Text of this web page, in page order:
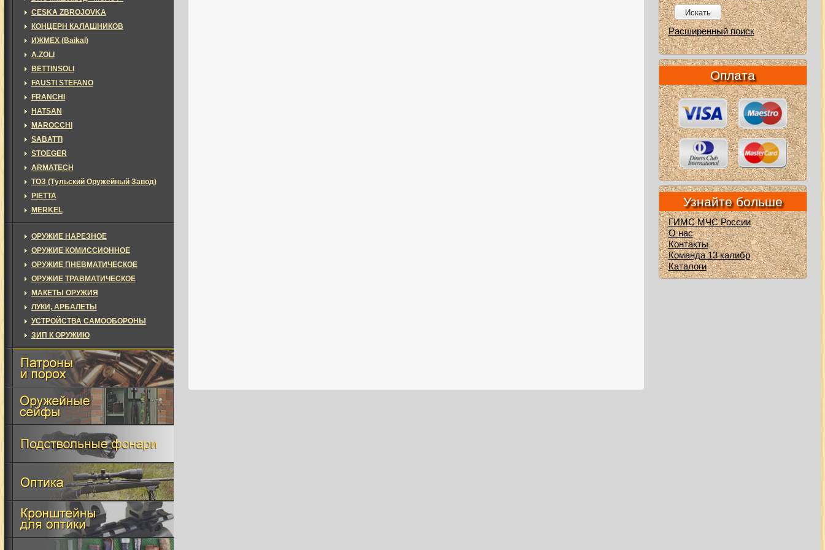
CESKA ZBROJOVKA
КОНЦЕРН КАЛАШНИКОВ
ИЖМЕХ (Baikal)
A.ZOLI
BETTINSOLI
FAUSTI STEFANO
FRANCHI
HATSAN
MAROCCHI
SABATTI
STOEGER
ARMATECH
ТОЗ (Тульский Оружейный Завод)
PIETTA
MERKEL
ОРУЖИЕ НАРЕЗНОЕ
ОРУЖИЕ КОМИССИОННОЕ
ОРУЖИЕ ПНЕВМАТИЧЕСКОЕ
ОРУЖИЕ ТРАВМАТИЧЕСКОЕ
МАКЕТЫ ОРУЖИЯ
ЛУКИ, АРБАЛЕТЫ
УСТРОЙСТВА САМООБОРОНЫ
ЗИП К ОРУЖИЮ
Искать
Расширенный поиск
Оплата
Узнайте больше
ГИМС МЧС России
О нас
Контакты
Команда 13 калибр
Каталоги